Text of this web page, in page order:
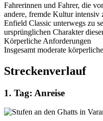
Fahrerinnen und Fahrer, die
andere, fremde Kultur intensiv
Enfield Classic unterwegs zu
ursprünglichen Charakter
Körperliche Anforderungen
Insgesamt moderate
Streckenverlauf
1. Tag: Anreise